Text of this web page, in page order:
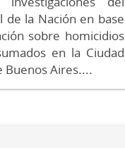
de la Nación en base
sobre homicidios
en la Ciudad
Buenos Aires....